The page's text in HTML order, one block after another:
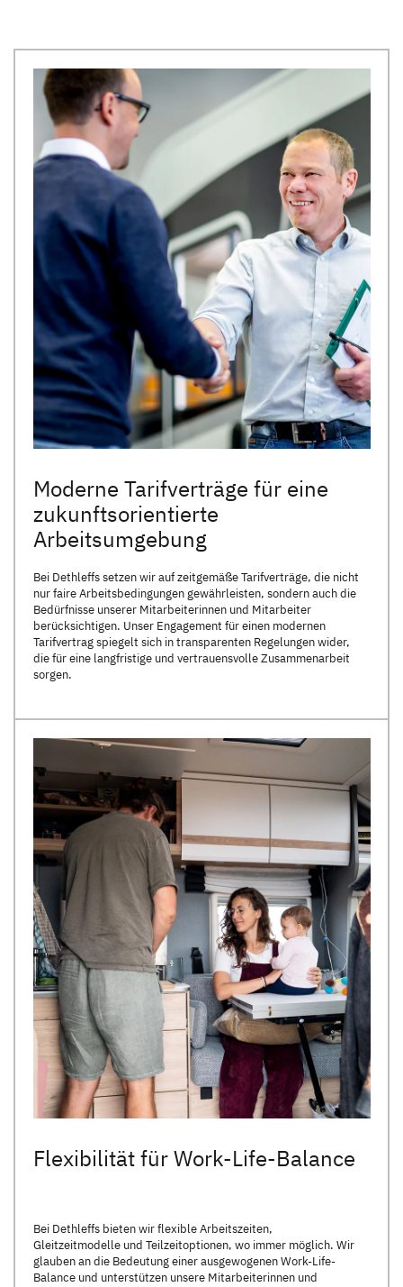
Moderne Tarifverträge für eine
zukunftsorientierte
Arbeitsumgebung
Bei Dethleffs setzen wir auf zeitgemäße Tarifverträge, die nicht
nur faire Arbeitsbedingungen gewährleisten, sondern auch die
Bedürfnisse unserer Mitarbeiterinnen und Mitarbeiter
berücksichtigen. Unser Engagement für einen modernen
Tarifvertrag spiegelt sich in transparenten Regelungen wider,
die für eine langfristige und vertrauensvolle Zusammenarbeit
sorgen.
Flexibilität für Work-Life-Balance
Bei Dethleffs bieten wir flexible Arbeitszeiten,
Gleitzeitmodelle und Teilzeitoptionen, wo immer möglich. Wir
glauben an die Bedeutung einer ausgewogenen Work-Life-
Balance und unterstützen unsere Mitarbeiterinnen und